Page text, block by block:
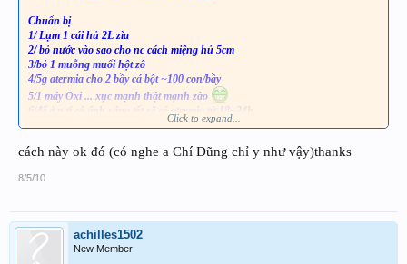
Chuẩn bị
1/ Lụm 1 cái hủ 2L zìa
2/ bỏ nước vào sao cho nc cách miệng hủ 5cm
3/bỏ 1 muỗng muối hột zô
4/5g atermia cho 2 bầy cá bột ~100 con/bầy
5/1 máy Oxi ... xục mạnh thật mạnh zào
6/để ở nơi có ánh sáng tốt sẽ có atermia từ 18~24h
7/1 cây vợt chuyên dùng hớt bobo
Hành quyết
2/đợi cho xác trứng nổi lên + trứng ko nỡ chìm xuống đấy
-cách sạch:
+dùng muõng hớt những xác trứng ra
+rùi lọc atermia = vợt chuyên dùng để vớt bobo
+ cho cá xơi đc rùi đấy
Click to expand...
cách này ok đó (có nghe a Chí Dũng chỉ y như vậy)thanks
8/5/10
achilles1502
New Member